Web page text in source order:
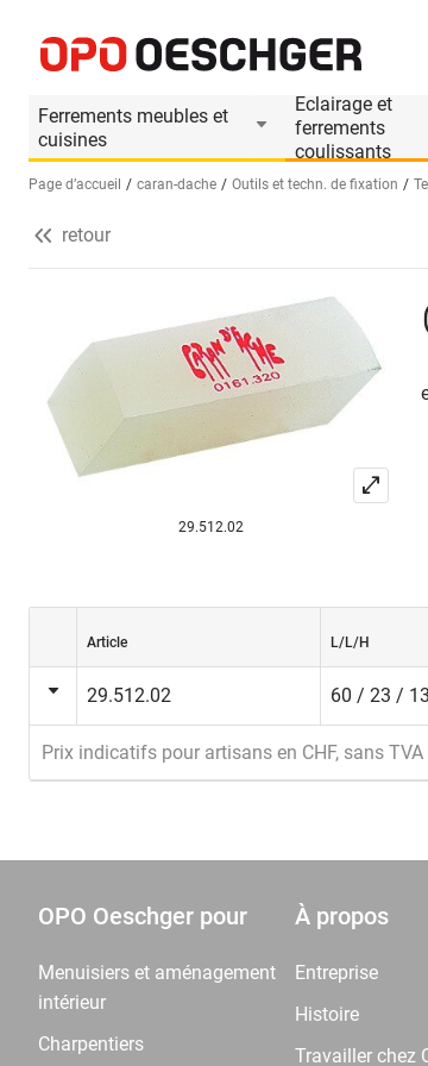
Ferrements meubles et
cuisines
Eclairage et
ferrements
coulissants
Sélectionnez une langue (FR)
Page d’accueil caran-dache Outils et techn. de fixation
Informations produit
retour
29.512.02
Article L/L/H
29.512.02 60 / 23 /
Prix indicatifs pour artisans en CHF, sans TVA
OPO Oeschger pour
Menuisiers et aménagement
intérieur
Charpentiers
À propos
Entreprise
Histoire
Travailler chez